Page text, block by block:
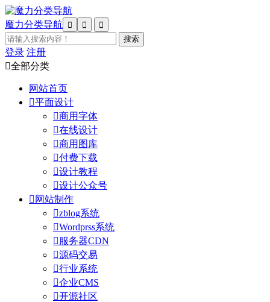
魔力分类导航   
登录 注册
全部分类
网站首页
平面设计
商用字体
在线设计
商用图库
付费下载
设计教程
设计公众号
 网站制作
zblog系统
Wordprss系统
 服务器CDN
源码交易
行业系统
企业CMS
开源社区